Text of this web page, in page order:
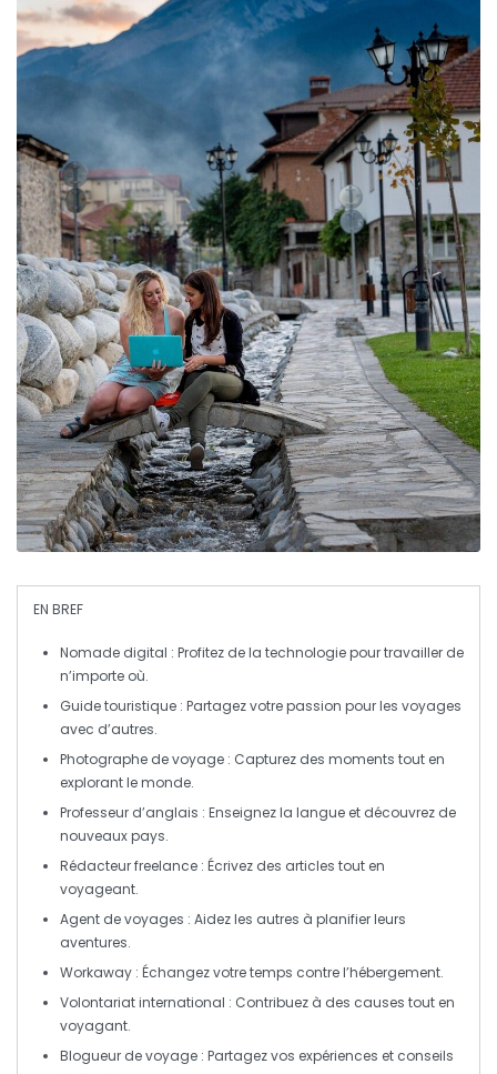
EN BREF
Nomade digital : Profitez de la technologie pour travailler de
n’importe où.
Guide touristique : Partagez votre passion pour les voyages
avec d’autres.
Photographe de voyage : Capturez des moments tout en
explorant le monde.
Professeur d’anglais : Enseignez la langue et découvrez de
nouveaux pays.
Rédacteur freelance : Écrivez des articles tout en
voyageant.
Agent de voyages : Aidez les autres à planifier leurs
aventures.
Workaway : Échangez votre temps contre l’hébergement.
Volontariat international : Contribuez à des causes tout en
voyagant.
Blogueur de voyage : Partagez vos expériences et conseils